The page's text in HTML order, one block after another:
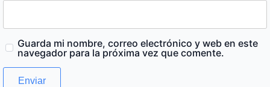
Guarda mi nombre, correo electrónico y web en este
navegador para la próxima vez que comente.